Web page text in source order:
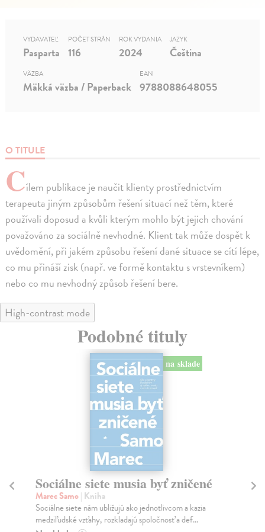
O TITULE
Cílem publikace je naučit klienty prostřednictvím
terapeuta jiným způsobům řešení situací než těm, které
používali doposud a kvůli kterým mohlo být jejich chování
považováno za sociálně nevhodné. Klient tak může dospět k
uvědomění, při jakém způsobu řešení dané situace se cítí lépe,
co mu přináší zisk (např. ve formě kontaktu s vrstevníkem)
nebo co mu nevhodný způsob řešení bere.
VYDAVATEĽ
Pasparta
POČET STRÁN
116
ROK VYDANIA
2024
JAZYK
Čeština
VÄZBA
Mäkká väzba / Paperback
EAN
9788088648055
High-contrast mode
Podobné tituly
na sklade
Sociálne siete musia byť zničené
Marec Samo| Kniha
Sociálne siete nám ubližujú ako jednotlivcom a kazia
medziľudské vzťahy, rozkladajú spoločnosť a def...